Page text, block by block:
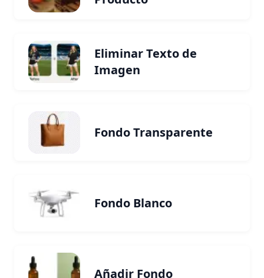
Eliminar Texto de
Imagen
Fondo Transparente
Fondo Blanco
Añadir Fondo